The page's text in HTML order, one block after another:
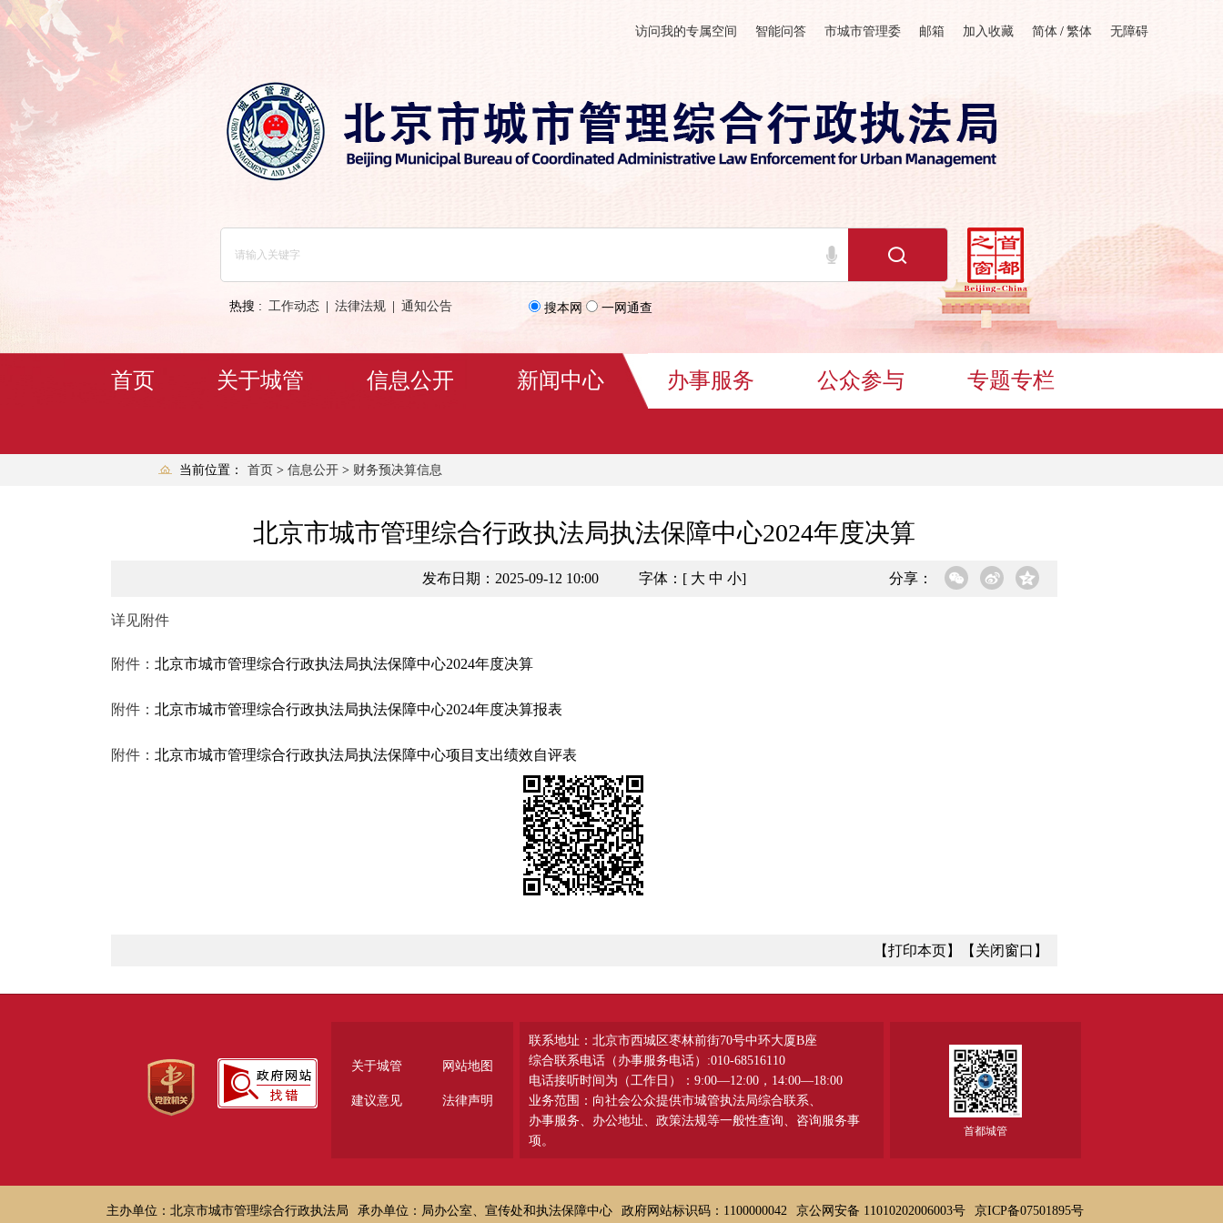
访问我的专属空间 智能问答 市城市管理委 邮箱 加入收藏 简体 / 繁体 无障碍
搜本网 一网通查
热搜 : 工作动态 法律法规 通知公告
首页 关于城管 信息公开 新闻中心 办事服务 公众参与 专题专栏
当前位置： 首页 > 信息公开 > 财务预决算信息
北京市城市管理综合行政执法局执法保障中心2024年度决算
发布日期：2025-09-12 10:00 字体：[ 大 中 小] 分享：
详见附件
附件： 北京市城市管理综合行政执法局执法保障中心2024年度决算
附件： 北京市城市管理综合行政执法局执法保障中心2024年度决算报表
附件： 北京市城市管理综合行政执法局执法保障中心项目支出绩效自评表
【打印本页】 【关闭窗口】
关于城管 网站地图
建议意见 法律声明
联系地址：北京市西城区枣林前街70号中环大厦B座
综合联系电话（办事服务电话）:010-68516110
电话接听时间为（工作日）：9:00—12:00，14:00—18:00
业务范围：向社会公众提供市城管执法局综合联系、
办事服务、办公地址、政策法规等一般性查询、咨询服务事
项。
首都城管
主办单位：北京市城市管理综合行政执法局 承办单位：局办公室、宣传处和执法保障中心 政府网站标识码：1100000042 京公网安备 11010202006003号 京ICP备07501895号